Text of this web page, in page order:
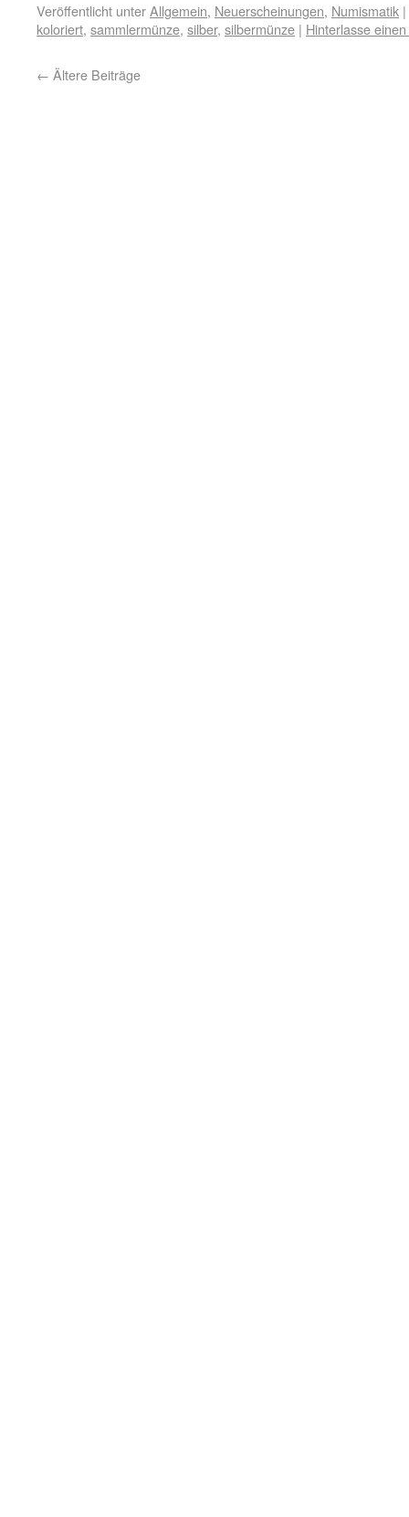
Veröffentlicht unterAllgemein, Neuerscheinungen, Numismatik |
koloriert, sammlermünze, silber, silbermünze | Hinterlasse
← Ältere Beiträge